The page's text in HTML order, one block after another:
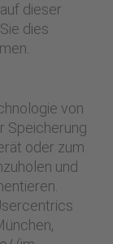
dieser
dies
von
Speicherung
oder zum
und